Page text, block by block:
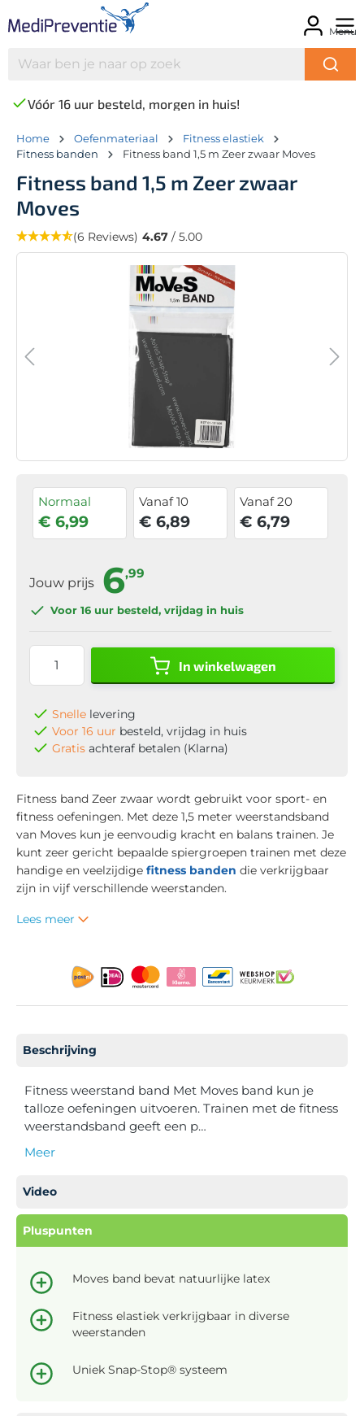
Menu
Vóór 16 uur besteld, morgen in huis!
Home Oefenmateriaal
Fitness elastiek
Fitness banden
Fitness band 1,5 m Zeer zwaar Moves
Fitness band 1,5 m Zeer zwaar
Moves
(6 Reviews) 4.67 / 5.00
Normaal
€ 6,99
Vanaf 10
€ 6,89
Vanaf 20
€ 6,79
Jouw prijs 6,99
Voor 16 uur besteld, vrijdag in huis
In winkelwagen
Snelle levering
Voor 16 uur besteld, vrijdag in huis
Gratis achteraf betalen (Klarna)
Fitness band Zeer zwaar wordt gebruikt voor sport- en
fitness oefeningen. Met deze 1,5 meter weerstandsband
van Moves kun je eenvoudig kracht en balans trainen. Je
kunt zeer gericht bepaalde spiergroepen trainen met deze
handige en veelzijdige fitness banden die verkrijgbaar
zijn in vijf verschillende weerstanden.
Lees meer
Beschrijving
Fitness weerstand band Met Moves band kun je
talloze oefeningen uitvoeren. Trainen met de fitness
weerstandsband geeft een p…
Meer
Video
Pluspunten
Moves band bevat natuurlijke latex
Fitness elastiek verkrijgbaar in diverse
weerstanden
Uniek Snap-Stop® systeem